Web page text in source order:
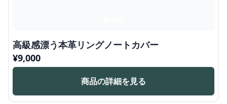
高級感漂う本革リングノートカバー
¥9,000
商品の詳細を見る